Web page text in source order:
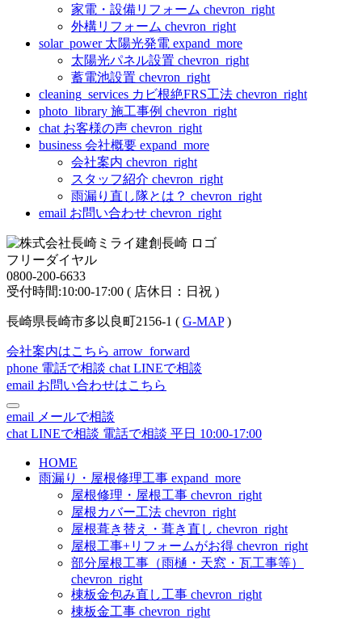
家電・設備リフォーム chevron_right
外構リフォーム chevron_right
solar_power 太陽光発電 expand_more
太陽光パネル設置 chevron_right
蓄電池設置 chevron_right
cleaning_services カビ根絶FRS工法 chevron_right
photo_library 施工事例 chevron_right
chat お客様の声 chevron_right
business 会社概要 expand_more
会社案内 chevron_right
スタッフ紹介 chevron_right
雨漏り直し隊とは？ chevron_right
email お問い合わせ chevron_right
フリーダイヤル
0800-200-6633
受付時間:10:00-17:00 ( 店休日：日祝 )
長崎県長崎市多以良町2156-1 ( G-MAP)
会社案内はこちら arrow_forward
phone 電話で相談 chat LINEで相談
email お問い合わせはこちら
email メールで相談
chat LINEで相談 電話で相談 平日 10:00-17:00
HOME
雨漏り・屋根修理工事 expand_more
屋根修理・屋根工事 chevron_right
屋根カバー工法 chevron_right
屋根葺き替え・葺き直し chevron_right
屋根工事+リフォームがお得 chevron_right
部分屋根工事（雨樋・天窓・瓦工事等）
chevron_right
棟板金包み直し工事 chevron_right
棟板金工事 chevron_right